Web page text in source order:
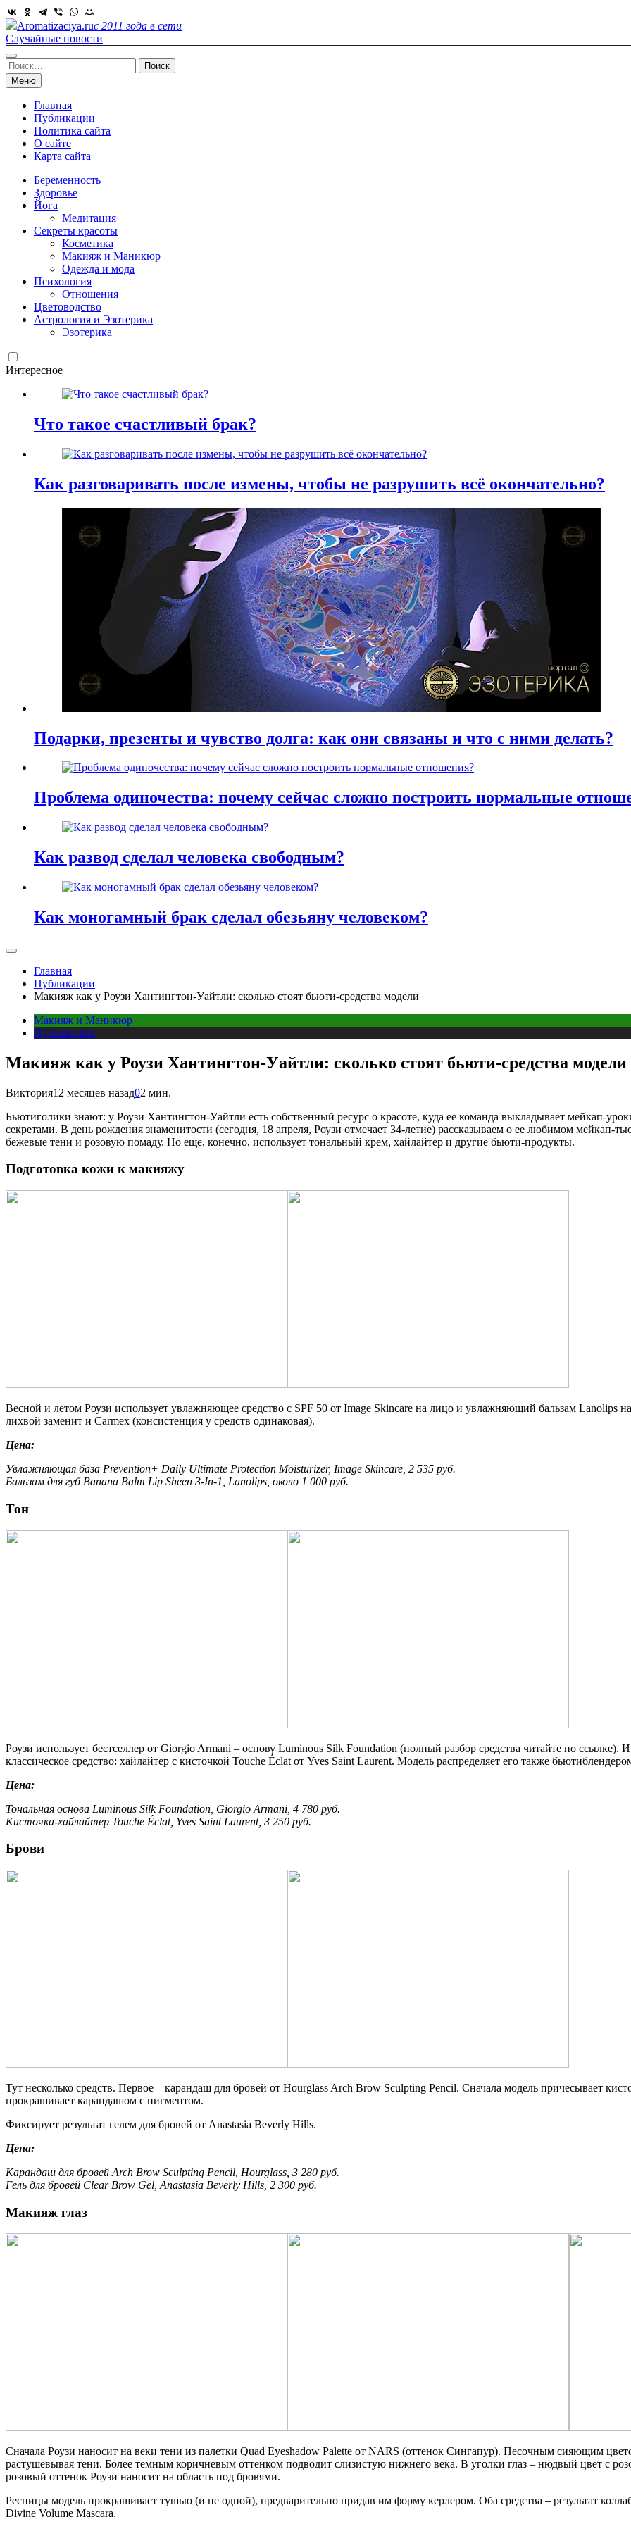
Skip
to
content
Aromatizaciya.ruс 2011 года в сети
Случайные новости
Найти:
Меню
Главная
Публикации
Политика сайта
О сайте
Карта сайта
Беременность
Здоровье
Йога
Медитация
Секреты красоты
Косметика
Макияж и Маникюр
Одежда и мода
Психология
Отношения
Цветоводство
Астрология и Эзотерика
Эзотерика
Интересное
Что такое счастливый брак?
Как разговаривать после измены, чтобы не разрушить всё окончательно?
Подарки, презенты и чувство долга: как они связаны и что с ними делать?
Проблема одиночества: почему сейчас сложно построить нормальные
Как развод сделал человека свободным?
Как моногамный брак сделал обезьяну человеком?
Главная
Публикации
Макияж как у Роузи Хантингтон-Уайтли: сколько стоят бьюти-средства модели
Макияж и Маникюр
Публикации
Макияж как у Роузи Хантингтон-Уайтли: сколько стоят бьюти-средства модели
Виктория12 месяцев назад02 мин.
Бьютиголики знают: у Роузи Хантингтон-Уайтли есть собственный ресурс о красоте, куда ее команда выкладывает мейкап-
секретами. В день рождения знаменитости (сегодня, 18 апреля, Роузи отмечает 34-летие) рассказываем о ее любимом мейкап-
бежевые тени и розовую помаду. Но еще, конечно, использует тональный крем, хайлайтер и другие бьюти-продукты.
Подготовка кожи к макияжу
Весной и летом Роузи использует увлажняющее средство с SPF 50 от Image Skincare на лицо и увлажняющий бальзам Lanolips
лихвой заменит и Carmex (консистенция у средств одинаковая).
Цена:
Увлажняющая база Prevention+ Daily Ultimate Protection Moisturizer, Image Skincare, 2 535 руб.
Бальзам для губ Banana Balm Lip Sheen 3-In-1, Lanolips, около 1 000 руб.
Тон
Роузи использует бестселлер от Giorgio Armani – основу Luminous Silk Foundation (полный разбор средства читайте по
классическое средство: хайлайтер с кисточкой Touche Éclat от Yves Saint Laurent. Модель распределяет его также
Цена:
Тональная основа Luminous Silk Foundation, Giorgio Armani, 4 780 руб.
Кисточка-хайлайтер Touche Éclat, Yves Saint Laurent, 3 250 руб.
Брови
Тут несколько средств. Первое – карандаш для бровей от Hourglass Arch Brow Sculpting Pencil. Сначала модель причесывает
прокрашивает карандашом с пигментом.
Фиксирует результат гелем для бровей от Anastasia Beverly Hills.
Цена:
Карандаш для бровей Arch Brow Sculpting Pencil, Hourglass, 3 280 руб.
Гель для бровей Clear Brow Gel, Anastasia Beverly Hills, 2 300 руб.
Макияж глаз
Сначала Роузи наносит на веки тени из палетки Quad Eyeshadow Palette от NARS (оттенок Сингапур). Песочным сияющим
растушевывая тени. Более темным коричневым оттенком подводит слизистую нижнего века. В уголки глаз – нюдвый цвет с
розовый оттенок Роузи наносит на область под бровями.
Ресницы модель прокрашивает тушью (и не одной), предварительно придав им форму керлером. Оба средства – результат
Divine Volume Mascara.